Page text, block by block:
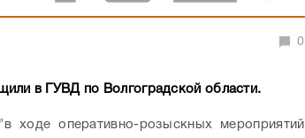
0
в ГУВД по Волгоградской области.
ходе оперативно-розыскных мероприятий